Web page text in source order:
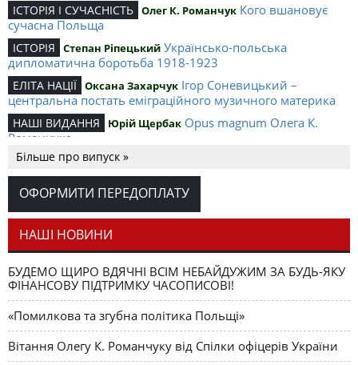
ІСТОРІЯ І СУЧАСНІСТЬ Олег К. Романчук Кого вшановує
сучасна Польща
ІСТОРІЯ Степан Ріпецький Українсько-польська
дипломатична боротьба 1918-1923
ЕЛІТА НАЦІЇ Оксана Захарчук Ігор Соневицький –
центральна постать еміграційного музичного материка
НАШІ ВИДАННЯ Юрій Щербак Opus magnum Олега К.
Романчука
РЕЦЕНЗІЇ Петро Іванишин
Романчука
СЛОВО РЕДАКЦІЙНЕ Олег К. Романчук
як уособлення української політстратегії й тактики
Більше про випуск »
ОФОРМИТИ ПЕРЕДОПЛАТУ
НАШІ НОВИНИ
БУДЕМО ЩИРО ВДЯЧНІ ВСІМ НЕБАЙДУЖИМ ЗА БУДЬ-ЯКУ
ФІНАНСОВУ ПІДТРИМКУ ЧАСОПИСОВІ!
«Помилкова та згубна політика Польщі»
Вітання Олегу К. Романчуку від Спілки офіцерів України